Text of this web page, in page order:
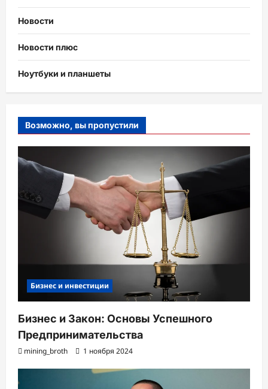
Новости
Новости плюс
Ноутбуки и планшеты
Возможно, вы пропустили
Бизнес и инвестиции
Бизнес и Закон: Основы Успешного
Предпринимательства
mining_broth 1 ноября 2024